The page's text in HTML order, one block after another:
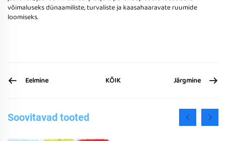
võimaluseks dünaamiliste, turvaliste ja kaasahaaravate ruumide
loomiseks.
Eelmine KÕIK Järgmine
Soovitavad tooted